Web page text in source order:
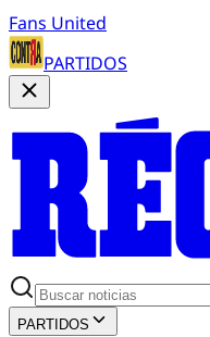
Fans United
PARTIDOS
PARTIDOS